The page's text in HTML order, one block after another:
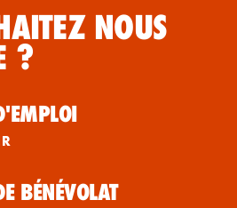
NOUS
?
BÉNÉVOLAT